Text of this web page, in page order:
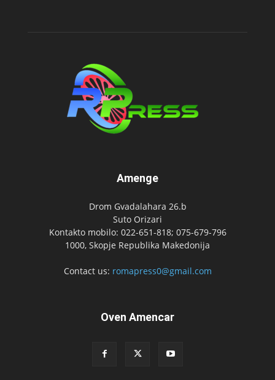
Amenge
Drom Gvadalahara 26.b
Suto Orizari
Kontakto mobilo: 022-651-818; 075-679-796
1000, Skopje Republika Makedonija
Contact us: romapress0@gmail.com
Oven Amencar